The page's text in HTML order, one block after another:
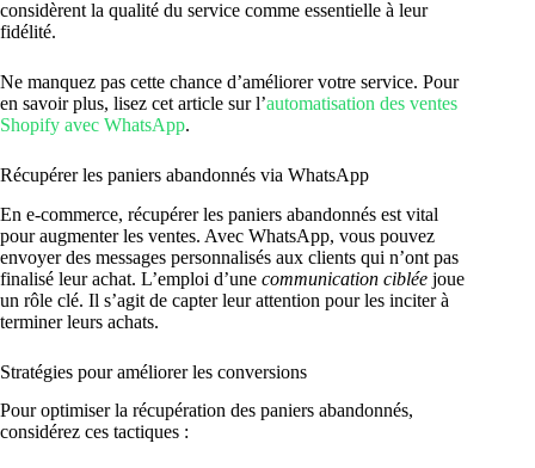
considèrent la qualité du service comme essentielle à leur
fidélité.
Ne manquez pas cette chance d’améliorer votre service. Pour
en savoir plus, lisez cet article sur l’automatisation des ventes
Shopify avec WhatsApp.
Récupérer les paniers abandonnés via WhatsApp
En e-commerce, récupérer les paniers abandonnés est vital
pour augmenter les ventes. Avec WhatsApp, vous pouvez
envoyer des messages personnalisés aux clients qui n’ont pas
finalisé leur achat. L’emploi d’une communication ciblée joue
un rôle clé. Il s’agit de capter leur attention pour les inciter à
terminer leurs achats.
Stratégies pour améliorer les conversions
Pour optimiser la récupération des paniers abandonnés,
considérez ces tactiques :